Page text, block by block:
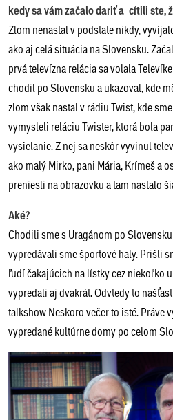
kedy sa vám začalo dariť a cítili ste,
Zlom nenastal v podstate nikdy,
ako aj celá situácia na Slovensku.
prvá televízna relácia sa volala
chodil po Slovensku a ukazoval, kde
zlom však nastal v rádiu Twist, kde
vymysleli reláciu Twister, ktorá bola
vysielanie. Z nej sa neskôr vyvinul
ako malý Mirko, pani Mária, Krímeš a
preniesli na obrazovku a tam nastalo
Aké?
Chodili sme s Uragánom po
vypredávali sme športové haly. Prišli
ľudí čakajúcich na lístky cez niekoľko
vypredali aj dvakrát. Odvtedy to
talkshow Neskoro večer to isté. Práve
vypredané kultúrne domy po celom